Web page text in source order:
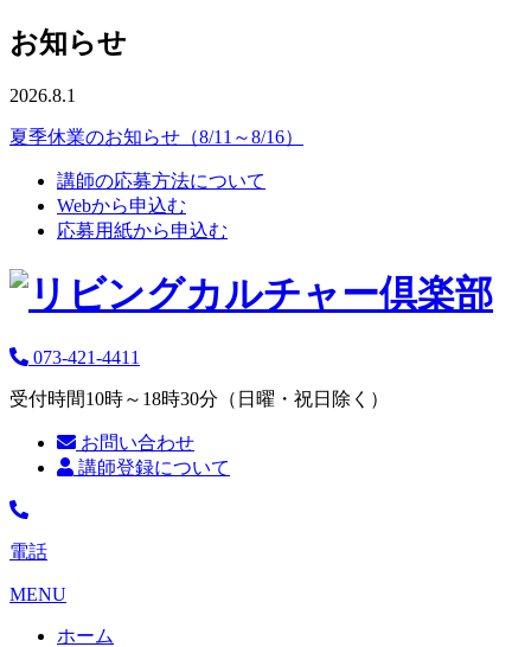
お知らせ
2026.8.1
夏季休業のお知らせ（8/11～8/16）
講師の応募方法について
Webから申込む
応募用紙から申込む
073-421-4411
受付時間10時～18時30分（日曜・祝日除く）
お問い合わせ
講師登録について
電話
MENU
ホーム